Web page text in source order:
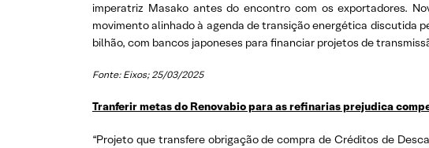
imperatriz Masako antes do encontro com os exportadores.
movimento alinhado à agenda de transição energética discutida
bilhão, com bancos japoneses para financiar projetos de
Fonte: Eixos; 25/03/2025
Tranferir metas do Renovabio para as refinarias prejudica
“Projeto que transfere obrigação de compra de Créditos de